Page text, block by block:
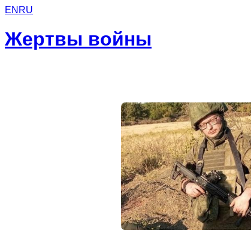
EN RU
Жертвы войны